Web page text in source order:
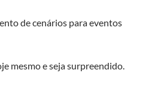
de cenários para eventos
mesmo e seja surpreendido.